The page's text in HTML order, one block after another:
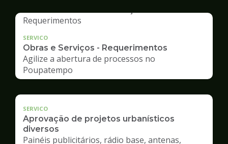
SERVICO
Obras e Serviços - Requerimentos
Agilize a abertura de processos no
Poupatempo
SERVICO
Aprovação de projetos urbanísticos
diversos
Painéis publicitários, rádio base, antenas,